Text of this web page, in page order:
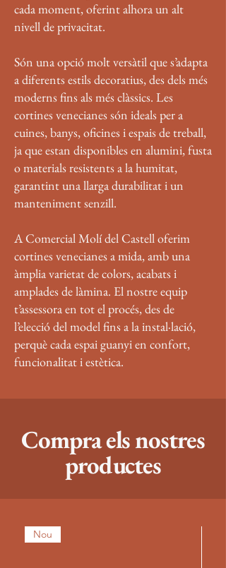
cada moment, oferint alhora un alt
nivell de privacitat.
Són una opció molt versàtil que s’adapta
a diferents estils decoratius, des dels més
moderns fins als més clàssics. Les
cortines venecianes són ideals per a
cuines, banys, oficines i espais de treball,
ja que estan disponibles en alumini, fusta
o materials resistents a la humitat,
garantint una llarga durabilitat i un
manteniment senzill.
A Comercial Molí del Castell oferim
cortines venecianes a mida, amb una
àmplia varietat de colors, acabats i
amplades de làmina. El nostre equip
t’assessora en tot el procés, des de
l’elecció del model fins a la instal·lació,
perquè cada espai guanyi en confort,
funcionalitat i estètica.
Compra els nostres
productes
Nou